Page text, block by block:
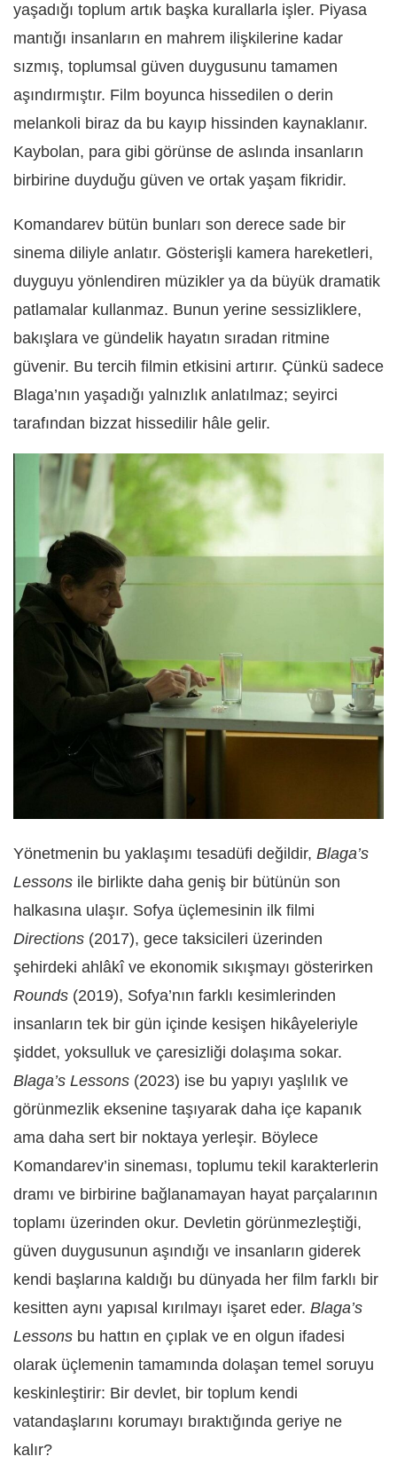
yaşadığı toplum artık başka kurallarla işler. Piyasa
mantığı insanların en mahrem ilişkilerine kadar
sızmış, toplumsal güven duygusunu tamamen
aşındırmıştır. Film boyunca hissedilen o derin
melankoli biraz da bu kayıp hissinden kaynaklanır.
Kaybolan, para gibi görünse de aslında insanların
birbirine duyduğu güven ve ortak yaşam fikridir.
Komandarev bütün bunları son derece sade bir
sinema diliyle anlatır. Gösterişli kamera hareketleri,
duyguyu yönlendiren müzikler ya da büyük dramatik
patlamalar kullanmaz. Bunun yerine sessizliklere,
bakışlara ve gündelik hayatın sıradan ritmine
güvenir. Bu tercih filmin etkisini artırır. Çünkü sadece
Blaga’nın yaşadığı yalnızlık anlatılmaz; seyirci
tarafından bizzat hissedilir hâle gelir.
Yönetmenin bu yaklaşımı tesadüfi değildir, Blaga’s
Lessons ile birlikte daha geniş bir bütünün son
halkasına ulaşır. Sofya üçlemesinin ilk filmi
Directions (2017), gece taksicileri üzerinden
şehirdeki ahlâkî ve ekonomik sıkışmayı gösterirken
Rounds (2019), Sofya’nın farklı kesimlerinden
insanların tek bir gün içinde kesişen hikâyeleriyle
şiddet, yoksulluk ve çaresizliği dolaşıma sokar.
Blaga’s Lessons (2023) ise bu yapıyı yaşlılık ve
görünmezlik eksenine taşıyarak daha içe kapanık
ama daha sert bir noktaya yerleşir. Böylece
Komandarev’in sineması, toplumu tekil karakterlerin
dramı ve birbirine bağlanamayan hayat parçalarının
toplamı üzerinden okur. Devletin görünmezleştiği,
güven duygusunun aşındığı ve insanların giderek
kendi başlarına kaldığı bu dünyada her film farklı bir
kesitten aynı yapısal kırılmayı işaret eder. Blaga’s
Lessons bu hattın en çıplak ve en olgun ifadesi
olarak üçlemenin tamamında dolaşan temel soruyu
keskinleştirir: Bir devlet, bir toplum kendi
vatandaşlarını korumayı bıraktığında geriye ne
kalır?